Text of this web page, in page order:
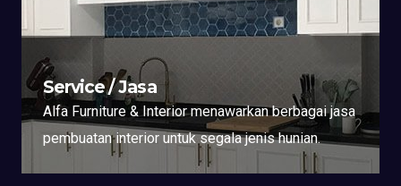
Service / Jasa
Alfa Furniture & Interior menawarkan berbagai jasa
pembuatan interior untuk segala jenis hunian.